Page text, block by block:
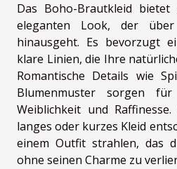
Das Boho-Brautkleid
eleganten Look, der
hinausgeht. Es bevorzugt
klare Linien, die Ihre
Romantische Details wie
Blumenmuster sorgen
Weiblichkeit und
langes oder kurzes Kleid
einem Outfit strahlen, das
ohne seinen Charme zu